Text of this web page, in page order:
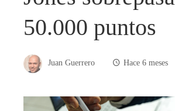
50.000 puntos
Juan Guerrero Hace 6 meses